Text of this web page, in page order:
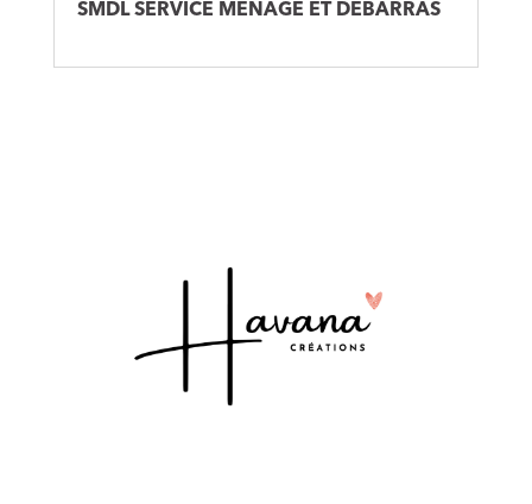
SMDL SERVICE MÉNAGE ET DEBARRAS